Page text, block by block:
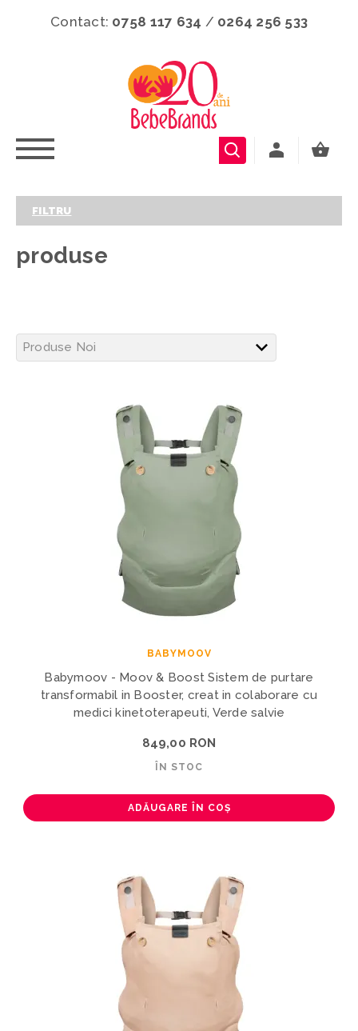
Contact: 0758 117 634 / 0264 256 533
FILTRU
produse
BABYMOOV
Babymoov - Moov & Boost Sistem de purtare
transformabil in Booster, creat in colaborare cu
medici kinetoterapeuti, Verde salvie
849,00 RON
ÎN STOC
ADĂUGARE ÎN COȘ